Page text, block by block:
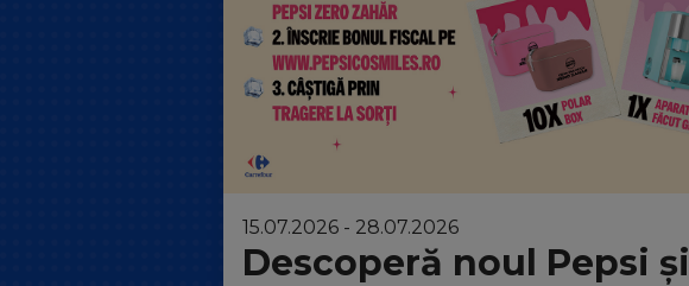
15.07.2026 - 28.07.2026
Descoperă noul Pepsi și